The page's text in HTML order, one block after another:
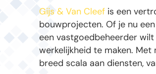
Gijs & Van Cleefis een
bouwprojecten. Of je nu
een vastgoedbeheerder
werkelijkheid te maken.
breed scala aan diensten,